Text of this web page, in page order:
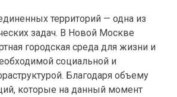
территорий — одна из
задач. В Новой Москве
городская среда для жизни и
социальной и
Благодаря объему
которые на данный момент